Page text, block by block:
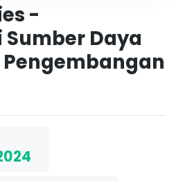
-
Daya